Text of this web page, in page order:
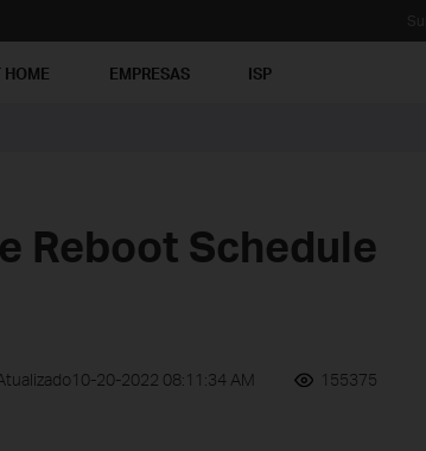
HOME EMPRESAS ISP
Reboot Schedule
20-2022 08:11:34 AM 155375